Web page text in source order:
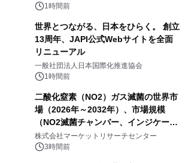
1時間前
世界とつながる、日本をひらく。 創立
13周年、JAPI公式Webサイトを全面
リニューアル
一般社団法人日本国際化推進協会
1時間前
二酸化窒素（NO2）ガス滅菌の世界市
場（2026年～2032年）、市場規模
（NO2滅菌チャンバー、インジケータ
ーおよびモニタリングシステム、その
他）・分析レポートを発表
株式会社マーケットリサーチセンター
3時間前